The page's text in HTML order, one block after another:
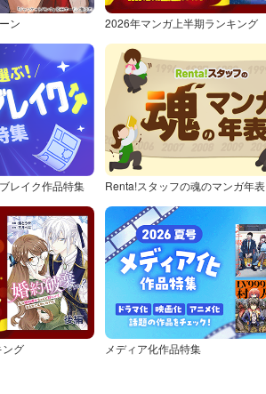
ン 2026年マンガ上半期ランキング
レイク作品特集 Renta!スタッフの魂のマンガ年表
グ メディア化作品特集